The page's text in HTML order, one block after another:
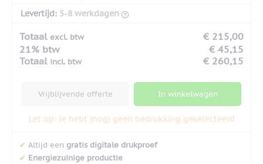
Levertijd: 5-8 werkdagen
Totaal excl. btw
€ 215,00
21% btw
€ 45,15
Totaal incl. btw € 260,15
Vrijblijvende offerte In winkelwagen
Let op: Je hebt (nog) geen bedrukking geselecteerd
✔ Altijd een gratis digitale drukproef
✔ Energiezuinige productie